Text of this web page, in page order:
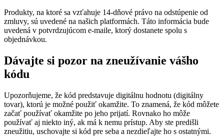
Produkty, na ktoré sa vzťahuje 14-dňové právo na odstúpenie od
zmluvy, sú uvedené na našich platformách. Táto informácia bude
uvedená v potvrdzujúcom e-maile, ktorý dostanete spolu s
objednávkou.
Dávajte si pozor na zneužívanie vášho
kódu
Upozorňujeme, že kód predstavuje digitálnu hodnotu (digitálny
tovar), ktorú je možné použiť okamžite. To znamená, že kód môžete
začať používať okamžite po jeho prijatí. Rovnako ho môže
používať aj niekto iný, ak má k nemu prístup. Aby ste predišli
zneužitiu, uschovajte si kód pre seba a nezdieľajte ho s ostatnými.